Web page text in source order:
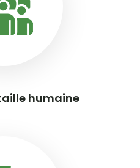
humaine